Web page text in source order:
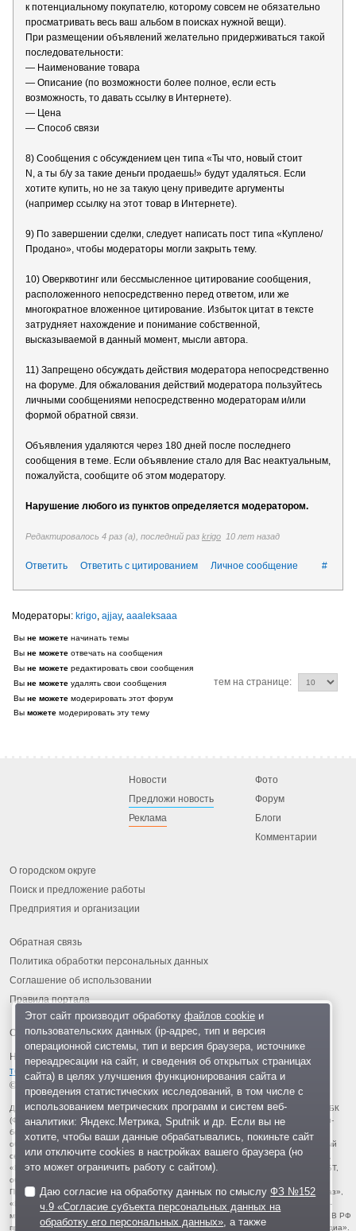
к потенциальному покупателю, которому совсем не обязательно
просматривать весь ваш альбом в поисках нужной вещи).
При размещении объявлений желательно придерживаться такой
последовательности:
— Наименование товара
— Описание (по возможности более полное, если есть
возможность, то давать ссылку в Интернете).
— Цена
— Способ связи
8) Сообщения с обсуждением цен типа «Ты что, новый стоит
N, а ты б/у за такие деньги продаешь!» будут удаляться. Если
хотите купить, но не за такую цену приведите аргументы
(например ссылку на этот товар в Интернете).
9) По завершении сделки, следует написать пост типа «Куплено/
Продано», чтобы модераторы могли закрыть тему.
10) Оверквотинг или бессмысленное цитирование сообщения,
расположенного непосредственно перед ответом, или же
многократное вложенное цитирование. Избыток цитат в тексте
затрудняет нахождение и понимание собственной,
высказываемой в данный момент, мысли автора.
11) Запрещено обсуждать действия модератора непосредственно
на форуме. Для обжалования действий модератора пользуйтесь
личными сообщениями непосредственно модераторам и/или
формой обратной связи.
Объявления удаляются через 180 дней после последнего
сообщения в теме. Если объявление стало для Вас неактуальным,
пожалуйста, сообщите об этом модератору.
Нарушение любого из пунктов определяется модератором.
Редактировалось 4 раз (а), последний раз krigo 10 лет назад
#
Ответить Ответить с цитированием Личное сообщение
krigo, ajjay, aaaleksaaa
Вы не можете начинать темы
Вы не можете отвечать на сообщения
Вы не можете редактировать свои сообщения
Вы не можете удалять свои сообщения
Вы не можете модерировать этот форум
Вы можете модерировать эту тему
тем на странице:
Новости
Предложи новость
Реклама
Фото
Форум
Блоги
Комментарии
О городском округе
Поиск и предложение работы
Предприятия и организации
Обратная связь
Политика обработки персональных данных
Соглашение об использовании
Правила портала
На информационном ресурсе применяются рекомендательные
технологии
© 2013-2026 «ОИНФО»,
сделано в Одинцово
Для читателей: В России признаны экстремистскими и запрещены организации ФБК
(Фонд борьбы с коррупцией, признан иноагентом), Штабы Навального, «Национал-
большевистская партия», «Свидетели Иеговы», «Армия воли народа», «Русский
общенациональный союз», «Движение против нелегальной иммиграции», «Правый
сектор», УНА-УНСО, УПА, «Тризуб им. Степана Бандеры», «Мизантропик дивижн»,
«Меджлис крымскотатарского народа», движение «Артподготовка», движение ЛГБТ,
общероссийская политическая партия «Воля», АУЕ, батальоны «Азов» и «Айдар».
Признаны террористическими и запрещены: «Движение Талибан», «Имарат Кавказ»,
«Исламское государство» (ИГ, ИГИЛ), Джебхад-ан-Нусра, «АУМ Синрике», «Братья-
мусульмане», «Аль-Каида в странах исламского Магриба», «Сеть», «Колумбайн». В РФ
признана нежелательной деятельность «Открытой России», издания «Проект Медиа».
Этот сайт производит обработку файлов cookieи
пользовательских данных (ip-адрес, тип и версия
операционной системы, тип и версия браузера, источнике
переадресации на сайт, и сведения об открытых страницах
сайта) в целях улучшения функционирования сайта и
проведения статистических исследований, в том числе с
использованием метрических программ и систем веб-
аналитики: Яндекс.Метрика, Sputnik и др. Если вы не
хотите, чтобы ваши данные обрабатывались, покиньте сайт
или отключите cookies в настройках вашего браузера (но
это может ограничить работу с сайтом).
Даю согласие на обработку данных по смыслуФЗ №152
ч.9 «Согласие субъекта персональных данных на
обработку его персональных данных» , а также